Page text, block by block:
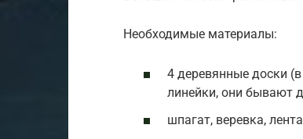
Необходимые материалы:
4 деревянные доски
линейки, они бывают
шпагат, веревка,